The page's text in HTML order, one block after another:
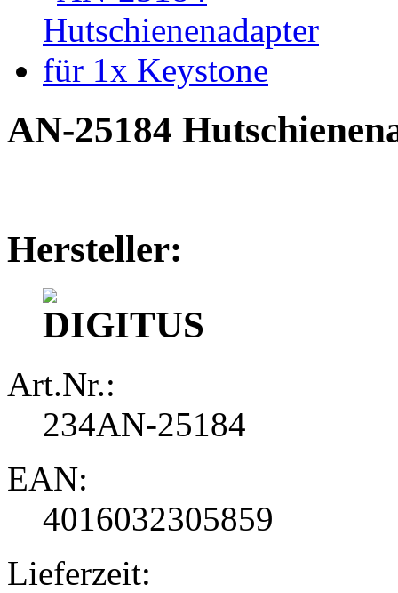
AN-25184
Hersteller:
Art.Nr.:
234AN-25184
EAN:
4016032305859
Lieferzeit: